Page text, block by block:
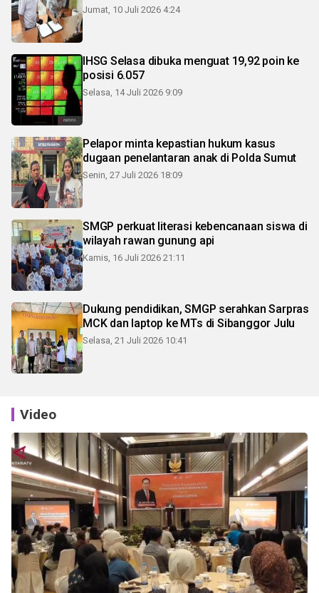
Jumat, 10 Juli 2026 4:24
IHSG Selasa dibuka menguat 19,92 poin ke
posisi 6.057
Selasa, 14 Juli 2026 9:09
Pelapor minta kepastian hukum kasus
dugaan penelantaran anak di Polda Sumut
Senin, 27 Juli 2026 18:09
SMGP perkuat literasi kebencanaan siswa di
wilayah rawan gunung api
Kamis, 16 Juli 2026 21:11
Dukung pendidikan, SMGP serahkan Sarpras
MCK dan laptop ke MTs di Sibanggor Julu
Selasa, 21 Juli 2026 10:41
Video